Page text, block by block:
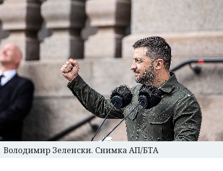
Володимир Зеленски. Снимка АП/БТА